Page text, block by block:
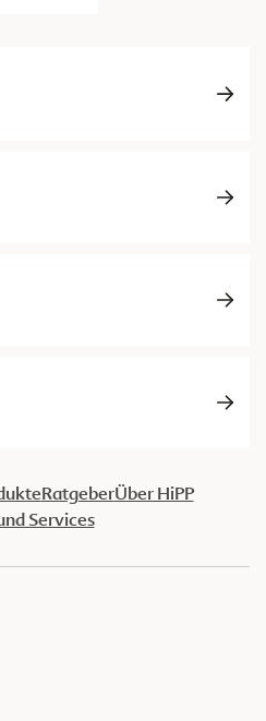
RatgeberÜber HiPP
Services